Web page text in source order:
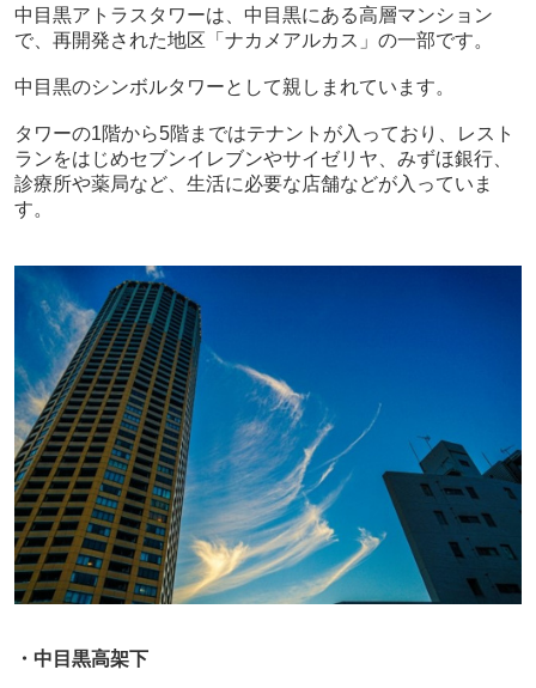
中目黒アトラスタワーは、中目黒にある高層マンション
で、再開発された地区「ナカメアルカス」の一部です。
中目黒のシンボルタワーとして親しまれています。
タワーの1階から5階まではテナントが入っており、レスト
ランをはじめセブンイレブンやサイゼリヤ、みずほ銀行、
診療所や薬局など、生活に必要な店舗などが入っていま
す。
・中目黒高架下